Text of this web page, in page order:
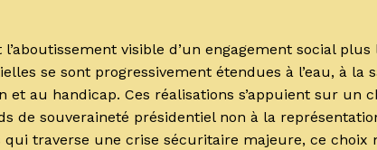
visible d’un engagement social
se sont progressivement étendues à l’eau, à la
et au handicap. Ces réalisations s’appuient sur un
de souveraineté présidentiel non à la
qui traverse une crise sécuritaire majeure, ce choix